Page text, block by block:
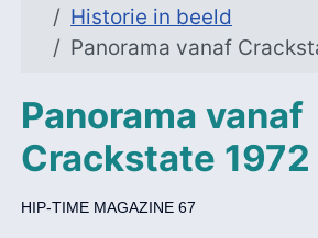
Historie in beeld
Panorama vanaf
Panorama vanaf
Crackstate 1972
HIP-TIME MAGAZINE 67